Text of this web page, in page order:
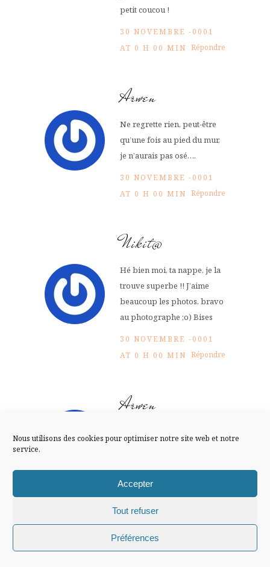
Nous utilisons des cookies pour optimiser notre site web et notre
service.
Accepter
Tout refuser
Préférences
petit coucou !
30 NOVEMBRE -0001
AT 0 H 00 MIN Répondre
Arwen
Ne regrette rien, peut-être
qu’une fois au pied du mur,
je n’aurais pas osé….
30 NOVEMBRE -0001
AT 0 H 00 MIN Répondre
Nikit@
Hé bien moi, ta nappe, je la
trouve superbe !! J’aime
beaucoup les photos, bravo
au photographe ;o) Bises
30 NOVEMBRE -0001
AT 0 H 00 MIN Répondre
Arwen
30 NOVEMBRE -0001
AT 0 H 00 MIN
100pour100soie
FLUX INSTA
Suivre sur Instagram
Mentions légales